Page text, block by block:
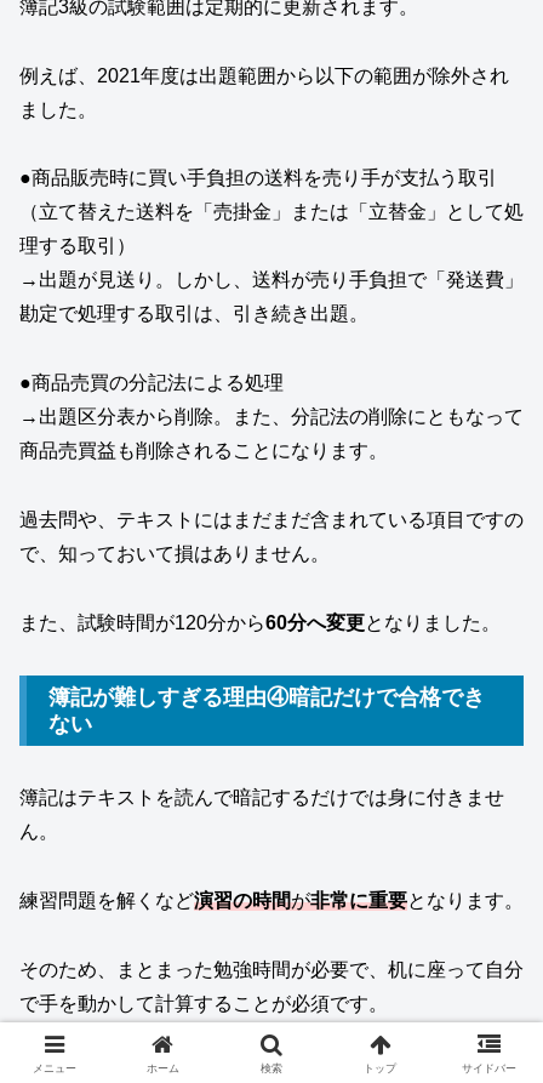
簿記3級の試験範囲は定期的に更新されます。
例えば、2021年度は出題範囲から以下の範囲が除外され
ました。
●商品販売時に買い手負担の送料を売り手が支払う取引
（立て替えた送料を「売掛金」または「立替金」として処
理する取引）
→出題が見送り。しかし、送料が売り手負担で「発送費」
勘定で処理する取引は、引き続き出題。
●商品売買の分記法による処理
→出題区分表から削除。また、分記法の削除にともなって
商品売買益も削除されることになります。
過去問や、テキストにはまだまだ含まれている項目ですの
で、知っておいて損はありません。
また、試験時間が120分から60分へ変更となりました。
簿記が難しすぎる理由④暗記だけで合格でき
ない
簿記はテキストを読んで暗記するだけでは身に付きませ
ん。
練習問題を解くなど演習の時間が非常に重要となります。
そのため、まとまった勉強時間が必要で、机に座って自分
で手を動かして計算することが必須です。
普通の暗記試験だと思ってなめてかかるのが簿記の資格試
メニュー ホーム 検索 トップ サイドバー